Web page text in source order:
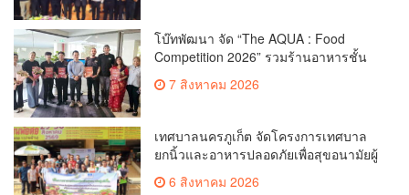
โบ๊ทพัฒนา จัด “The AQUA : Food
Competition 2026” รวมร้านอาหารชั้น
ศักยภาพ Food Destination ย่านเชิงทะเล
7 สิงหาคม 2026
เทศบาลนครภูเก็ต จัดโครงการเทศบาล
ยกนิ้วและอาหารปลอดภัยเพื่อสุขอนามัยผู้
บริโภค
6 สิงหาคม 2026